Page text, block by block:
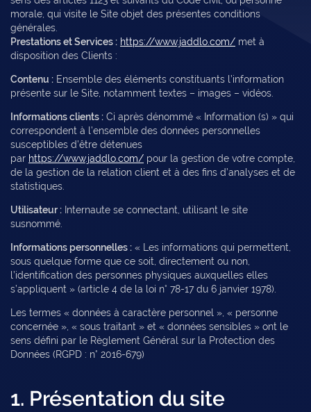
morale, qui visite le Site objet des présentes conditions
générales.
Prestations et Services : https://www.jaddlo.com/ met à
disposition des Clients :
Contenu : Ensemble des éléments constituants l’information
présente sur le Site, notamment textes – images – vidéos.
Informations clients : Ci après dénommé « Information (s) » qui
correspondent à l’ensemble des données personnelles
susceptibles d’être détenues
par https://www.jaddlo.com/ pour la gestion de votre compte,
de la gestion de la relation client et à des fins d’analyses et de
statistiques.
Utilisateur : Internaute se connectant, utilisant le site
susnommé.
Informations personnelles : « Les informations qui permettent,
sous quelque forme que ce soit, directement ou non,
l’identification des personnes physiques auxquelles elles
s’appliquent » (article 4 de la loi n° 78-17 du 6 janvier 1978).
Les termes « données à caractère personnel », « personne
concernée », « sous traitant » et « données sensibles » ont le
sens défini par le Règlement Général sur la Protection des
Données (RGPD : n° 2016-679)
1. Présentation du site